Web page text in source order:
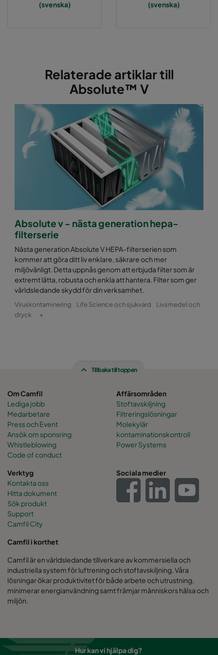
(svenska)
(svenska)
Relaterade artiklar till
Absolute™ V
Absolute v - nästa generation hepa-
filterserie
Nästa generation Absolute V HEPA-filterserien som
kommer att göra ditt liv enklare, säkrare och mer
miljövänligt. Detta uppnås genom att erbjuda filter som är
extremt lätta, robusta och enkla att hantera. Filter som ger
världsledande skydd för din verksamhet.
Viruskontaminering Life Science och sjukvard
Livsmedel och
dryck
+
Tillbaka till toppen
Om Camfil
Lediga jobb
Medarbetare
Press och Event
Ansök om sponsring
Whistleblowing
Code of conduct
Affärsområden
Stoftavskiljning
Filtreringslösningar
Molekylär
kontaminationskontroll
Power Systems
Verktyg
Kontakta oss
Hitta dokument
Sök produkt
Support
Camfil City
Sociala medier
Camfil i korthet
Camfil är en världsledande tillverkare av kommersiella och
industriella system för luftrening och stoftavskiljning. Våra
lösningar ökar produktivitet för både arbete och utrustning,
minimerar energianvändning samt främjar människors hälsa och
miljön.
Hur kan vi hjälpa dig?